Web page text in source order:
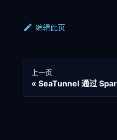
编辑此页
上一页
SeaTunnel 通过